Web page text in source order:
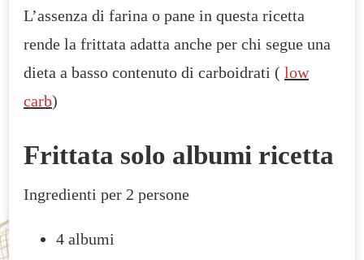
L’assenza di farina o pane in questa ricetta
rende la frittata adatta anche per chi segue una
dieta a basso contenuto di carboidrati ( low
carb)
Frittata solo albumi ricetta
Ingredienti per 2 persone
4 albumi